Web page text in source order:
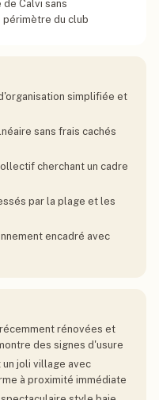
Calvi sans
du club
simplifiée et
sans frais cachés
cherchant un cadre
par la plage et les
encadré avec
rénovées et
des signes d'usure
joli village avec
à proximité immédiate